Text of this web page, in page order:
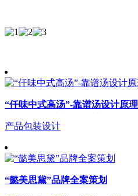
“仟味中式高汤”-靠谱汤设计原理
产品包装设计
“懿美思黛”品牌全案策划